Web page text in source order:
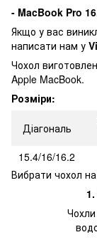
- MacBook Pro
Якщо у вас
написати нам у
Чохол
Apple MacBook.
Розміри:
Діагональ
15.4/16/16.2
Вибрати чохол
Чохли